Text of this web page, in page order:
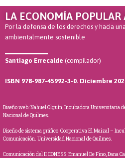
LA ECONOMÍA POPULAR
Por la defensa de los derechos y hacia
ambientalmente sostenible
Santiago Errecalde (compilador)
ISBN 978-987-45992-3-0. Diciembre
Diseño web: Nahuel Olguín, Incubadora Universitaria
Nacional de Quilmes.
Diseño de sistema gráfico: Cooperativa El Maizal –
Comunicación. Universidad Nacional de Quilmes.
Comunicación del II CONESS: Emanuel De Fino, Dana